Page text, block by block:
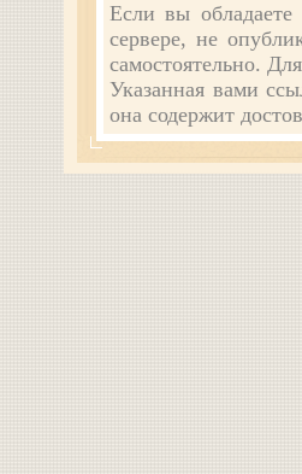
Если вы
сервере, не
самостоятельно.
Указанная вами
она содержит